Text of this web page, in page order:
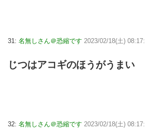
31: 名無しさん＠恐縮です 2023/02/18(土)
じつはアコギのほうがうまい
32: 名無しさん＠恐縮です 2023/02/18(土)